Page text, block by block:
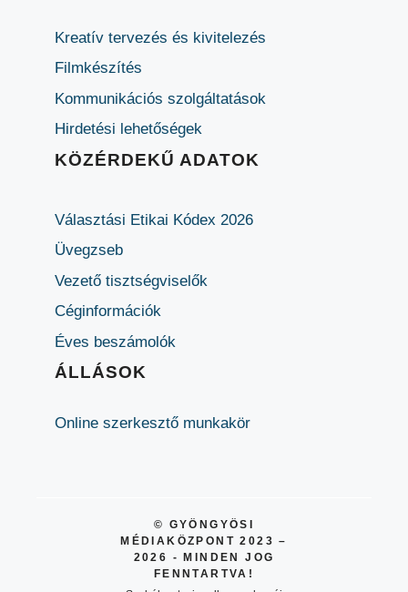
Kreatív tervezés és kivitelezés
Filmkészítés
Kommunikációs szolgáltatások
Hirdetési lehetőségek
KÖZÉRDEKŰ ADATOK
Választási Etikai Kódex 2026
Üvegzseb
Vezető tisztségviselők
Céginformációk
Éves beszámolók
ÁLLÁSOK
Online szerkesztő munkakör
© GYÖNGYÖSI
MÉDIAKÖZPONT 2023 –
2026 - MINDEN JOG
FENNTARTVA!